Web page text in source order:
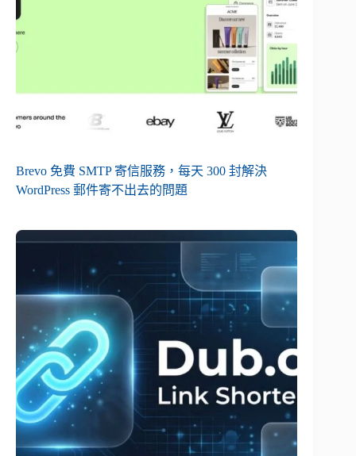
Brevo 免費 SMTP 寄信服務，每天 300 封解決
WordPress 郵件寄不出去的問題